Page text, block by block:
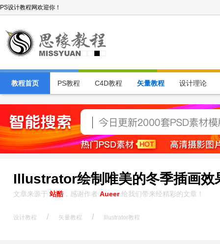
PS设计教程网欢迎你！
教程首页 PS教程 C4D教程 矢量教程 设计理论
Illustrator绘制唯美的冬季插画效
文章来源于 站酷，感谢作者 Aueer给我们带来经精彩的文章！
设计教程 / 矢量教程 / Illustrator教程